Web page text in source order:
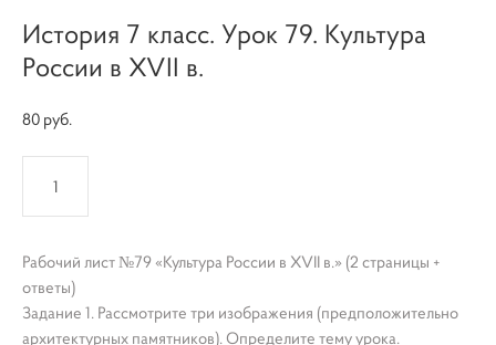
История 7 класс. Урок 79. Культура
России в XVII в.
80 pуб.
Рабочий лист №79 «Культура России в XVII в.» (2 страницы +
ответы)
Задание 1. Рассмотрите три изображения (предположительно
архитектурных памятников). Определите тему урока.